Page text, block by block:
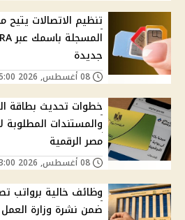
تنظيم الاتصالات
جديدة
والمستندات المطلوبة
مصر الرقمية
ضمن نشرة وزارة العمل